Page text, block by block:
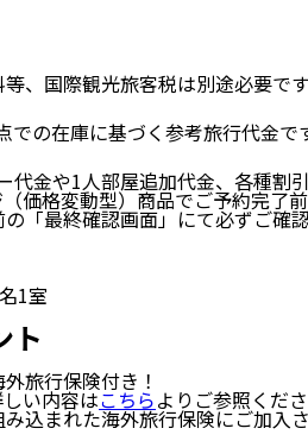
、国際観光旅客税は別途必要です
での在庫に基づく参考旅行代金で
金や1人部屋追加代金、各種割
価格変動型）商品でご予約完了
「最終確認画面」にて必ずご確
名1室
ト
旅行保険付き！
い内容はこちらよりご参照くださ
込まれた海外旅行保険にご加入